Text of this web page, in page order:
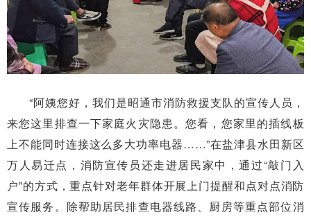
“阿姨您好，我们是昭通市消防救援支队的宣传人员，
来您这里排查一下家庭火灾隐患。您看，您家里的插线板
上不能同时连接这么多大功率电器……”在盐津县水田新区
万人易迁点，消防宣传员还走进居民家中，通过“敲门入
户”的方式，重点针对老年群体开展上门提醒和点对点消防
宣传服务。除帮助居民排查电器线路、厨房等重点部位消